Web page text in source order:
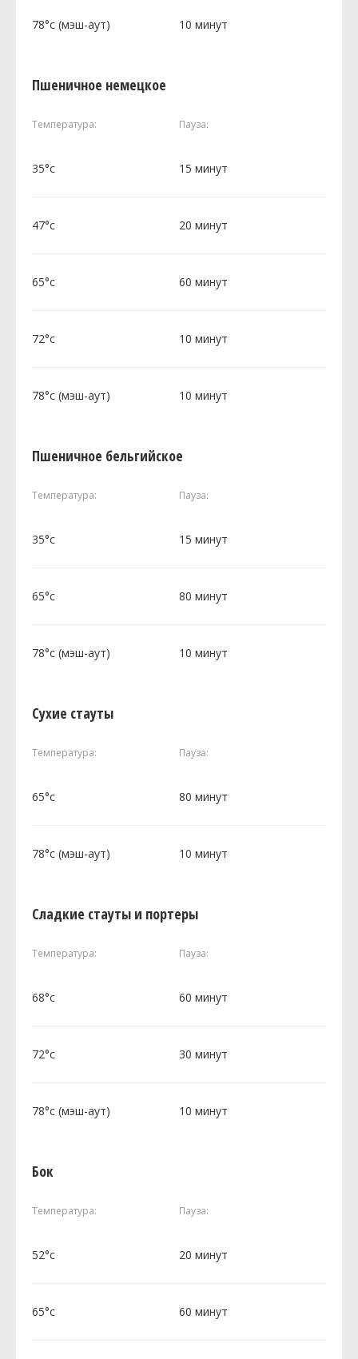
78°c (мэш-аут) 10 минут
Пшеничное немецкое
Температура: Пауза:
35°c 15 минут
47°c 20 минут
65°c 60 минут
72°c 10 минут
78°c (мэш-аут) 10 минут
Пшеничное бельгийское
Температура: Пауза:
35°c 15 минут
65°c 80 минут
78°c (мэш-аут) 10 минут
Сухие стауты
Температура: Пауза:
65°c 80 минут
78°c (мэш-аут) 10 минут
Сладкие стауты и портеры
Температура: Пауза:
68°c 60 минут
72°c 30 минут
78°c (мэш-аут) 10 минут
Бок
Температура: Пауза:
52°c 20 минут
65°c 60 минут